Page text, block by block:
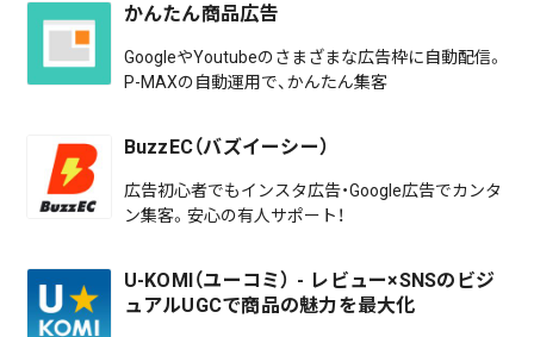
かんたん商品広告
GoogleやYoutubeのさまざまな広告枠に自動配信。
P-MAXの自動運用で、かんたん集客
BuzzEC（バズイーシー）
広告初心者でもインスタ広告・Google広告でカンタ
ン集客。安心の有人サポート！
U-KOMI（ユーコミ） - レビュー×SNSのビジ
ュアルUGCで商品の魅力を最大化